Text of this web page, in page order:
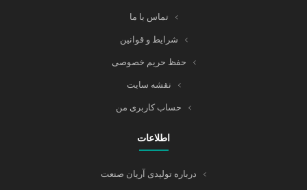
تماس با ما
شرایط و قوانین
حفظ حریم خصوصی
نقشه سایت
حساب کاربری من
اطلاعات
درباره تولیدی آریان صنعت